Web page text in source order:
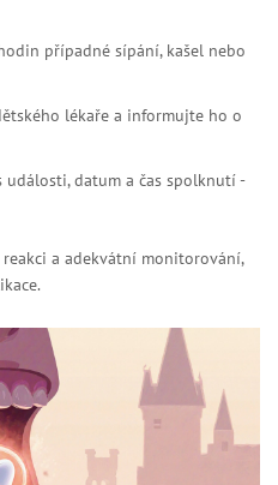
případné sípání, kašel nebo
lékaře a informujte ho o
datum a čas spolknutí -
a adekvátní monitorování,